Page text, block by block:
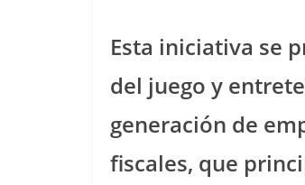
Esta iniciativa se
del juego y
generación de
fiscales, que